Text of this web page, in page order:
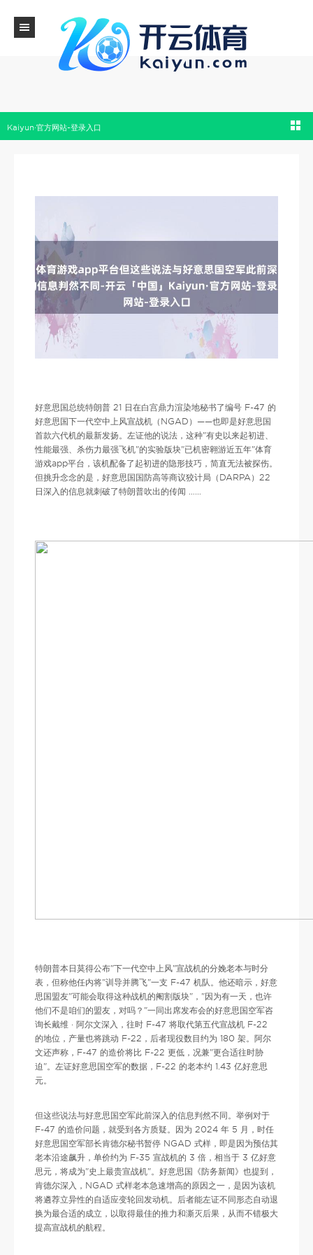
Kaiyun·官方网站-登录入口
好意思国总统特朗普 21 日在白宫鼎力渲染地秘书了编号 F-47 的
好意思国下一代空中上风宣战机（NGAD）——也即是好意思国
首款六代机的最新发扬。左证他的说法，这种"有史以来起初进、
性能最强、杀伤力最强飞机"的实验版块"已机密翱游近五年"体育
游戏app平台，该机配备了起初进的隐形技巧，简直无法被探伤。
但挑升念念的是，好意思国国防高等商议狡计局（DARPA）22
日深入的信息就刺破了特朗普吹出的传闻 ……
特朗普本日莫得公布"下一代空中上风"宣战机的分娩老本与时分
表，但称他任内将"训导并腾飞"一支 F-47 机队。他还暗示，好意
思国盟友"可能会取得这种战机的阉割版块"，"因为有一天，也许
他们不是咱们的盟友，对吗？"一同出席发布会的好意思国空军咨
询长戴维 · 阿尔文深入，往时 F-47 将取代第五代宣战机 F-22
的地位，产量也将跳动 F-22，后者现役数目约为 180 架。阿尔
文还声称，F-47 的造价将比 F-22 更低，况兼"更合适往时胁
迫"。左证好意思国空军的数据，F-22 的老本约 1.43 亿好意思
元。
但这些说法与好意思国空军此前深入的信息判然不同。举例对于
F-47 的造价问题，就受到各方质疑。因为 2024 年 5 月，时任
好意思国空军部长肯德尔秘书暂停 NGAD 式样，即是因为预估其
老本沿途飙升，单价约为 F-35 宣战机的 3 倍，相当于 3 亿好意
思元，将成为"史上最贵宣战机"。好意思国《防务新闻》也提到，
肯德尔深入，NGAD 式样老本急速增高的原因之一，是因为该机
将遴荐立异性的自适应变轮回发动机。后者能左证不同形态自动退
换为最合适的成立，以取得最佳的推力和澌灭后果，从而不错极大
提高宣战机的航程。